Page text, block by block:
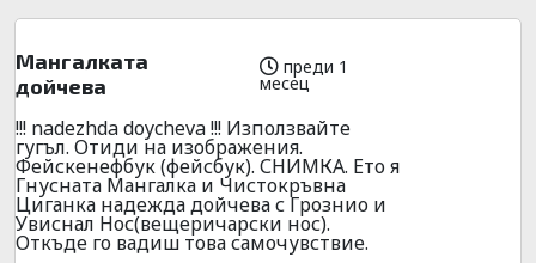
Мангалката
дойчева
преди 1
месец
!!! nadezhda doycheva !!! Използвайте
гугъл. Отиди на изображения.
Фейскенефбук (фейсбук). СНИМКА. Ето я
Гнусната Мангалка и Чистокръвна
Циганка надежда дойчева с Грознио и
Увиснал Нос(вещеричарски нос).
Откъде го вадиш това самочувствие.